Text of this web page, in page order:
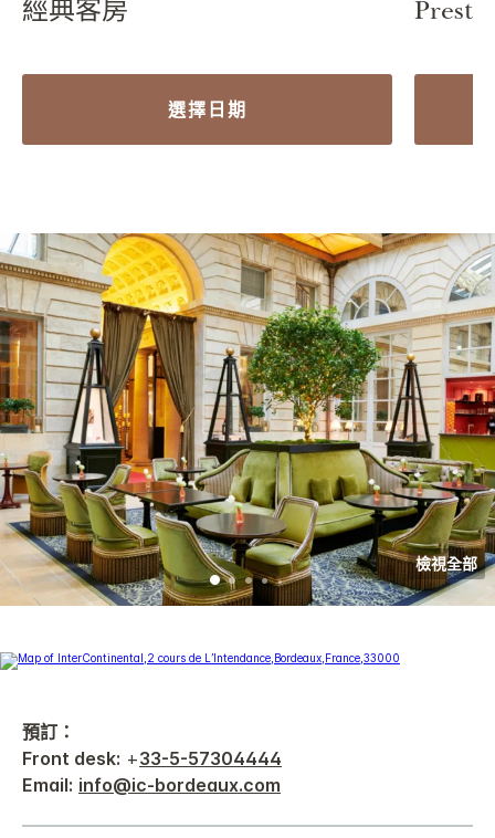
經典客房
選擇日期
檢視全部
預訂：
Front desk: +33-5-57304444
Email: info@ic-bordeaux.com